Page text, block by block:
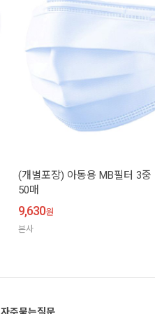
(개별포장) 아동용 MB필터 3중
50매
9,630원
본사